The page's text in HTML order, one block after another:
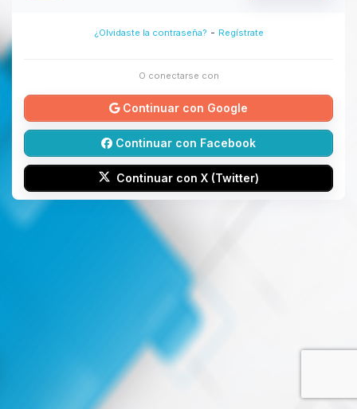
¿Olvidaste la contraseña? - Regístrate
O conectarse con
Continuar con Google
Continuar con Facebook
Continuar con X (Twitter)